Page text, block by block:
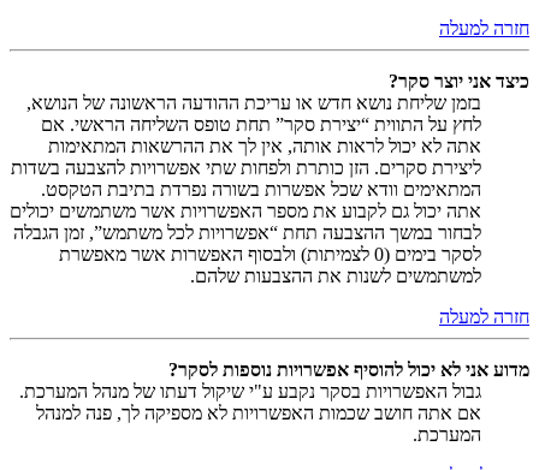
חזרה למעלה
כיצד אני יוצר סקר?
בזמן שליחת נושא חדש או עריכת ההודעה הראשונה של הנושא,
לחץ על התווית “יצירת סקר” תחת טופס השליחה הראשי. אם
אתה לא יכול לראות אותה, אין לך את ההרשאות המתאימות
ליצירת סקרים. הזן כותרת ולפחות שתי אפשרויות להצבעה בשדות
המתאימים וודא שכל אפשרות בשורה נפרדת בתיבת הטקסט.
אתה יכול גם לקבוע את מספר האפשרויות אשר משתמשים יכולים
לבחור במשך ההצבעה תחת “אפשרויות לכל משתמש”, זמן הגבלה
לסקר בימים (0 לצמיתות) ולבסוף האפשרות אשר מאפשרת
למשתמשים לשנות את ההצבעות שלהם.
חזרה למעלה
מדוע אני לא יכול להוסיף אפשרויות נוספות לסקר?
גבול האפשרויות בסקר נקבע ע"י שיקול דעתו של מנהל המערכת.
אם אתה חושב שכמות האפשרויות לא מספיקה לך, פנה למנהל
המערכת.